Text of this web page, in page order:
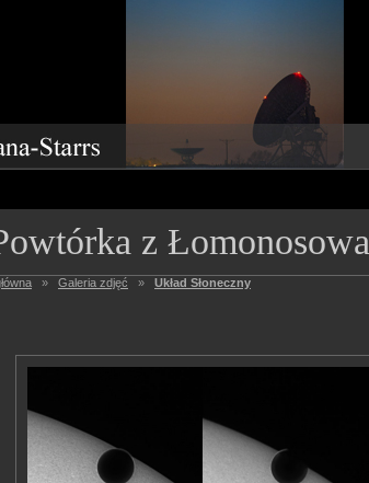
z Łomonosowa
» Galeria zdjęć » Układ Słoneczny